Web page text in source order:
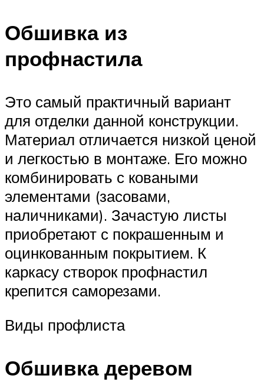
Обшивка из
профнастила
Это самый практичный вариант
для отделки данной конструкции.
Материал отличается низкой ценой
и легкостью в монтаже. Его можно
комбинировать с коваными
элементами (засовами,
наличниками). Зачастую листы
приобретают с покрашенным и
оцинкованным покрытием. К
каркасу створок профнастил
крепится саморезами.
Виды профлиста
Обшивка деревом